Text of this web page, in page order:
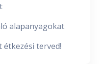
alapanyagokat
étkezési terved!